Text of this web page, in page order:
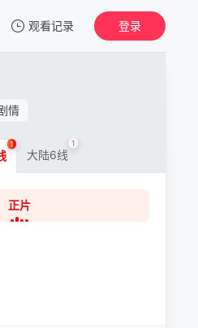
观看记录 登录
情
娜三曲 -正片
1
大陆6线
1
正片